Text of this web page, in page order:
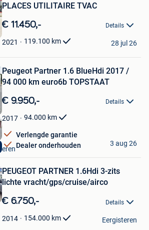
PLACES UTILITAIRE TVAC
€ 11.450,- Details
2021 119.100 km 28 jul 26
Peugeot Partner 1.6 BlueHdi 2017 /
94 000 km euro6b TOPSTAAT
€ 9.950,- Details
2017 94.000 km
Verlengde garantie
Dealer onderhouden
3 aug 26
PEUGEOT PARTNER 1.6Hdi 3-zits
lichte vracht/gps/cruise/airco
€ 6.750,- Details
2014 154.000 km Eergisteren